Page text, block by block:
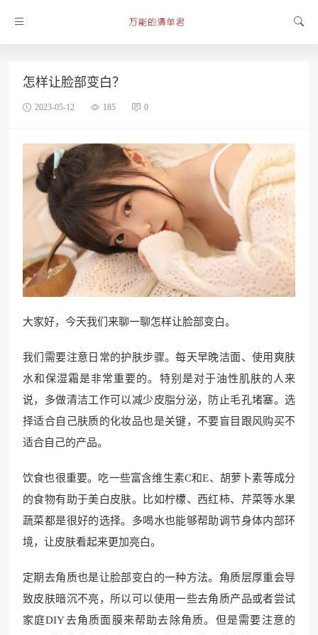
怎样让脸部变白？
2023-05-12 185 0
大家好，今天我们来聊一聊怎样让脸部变白。
我们需要注意日常的护肤步骤。每天早晚洁面、使用爽肤
水和保湿霜是非常重要的。特别是对于油性肌肤的人来
说，多做清洁工作可以减少皮脂分泌，防止毛孔堵塞。选
择适合自己肤质的化妆品也是关键，不要盲目跟风购买不
适合自己的产品。
饮食也很重要。吃一些富含维生素C和E、胡萝卜素等成分
的食物有助于美白皮肤。比如柠檬、西红柿、芹菜等水果
蔬菜都是很好的选择。多喝水也能够帮助调节身体内部环
境，让皮肤看起来更加亮白。
定期去角质也是让脸部变白的一种方法。角质层厚重会导
致皮肤暗沉不亮，所以可以使用一些去角质产品或者尝试
家庭DIY去角质面膜来帮助去除角质。但是需要注意的